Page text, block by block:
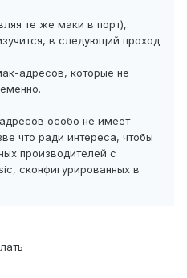
те же маки в порт),
в следующий проход
адресов, которые не
особо не имеет
что ради интереса, чтобы
производителей с
сконфигурированных в